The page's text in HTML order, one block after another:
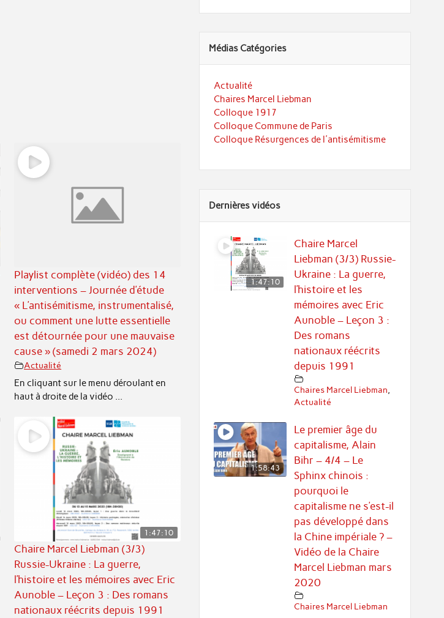
Playlist complète (vidéo) des 14
interventions – Journée d’étude
« L’antisémitisme, instrumentalisé,
ou comment une lutte essentielle
est détournée pour une mauvaise
cause » (samedi 2 mars 2024)
Actualité
En cliquant sur le menu déroulant en
haut à droite de la vidéo ...
1:47:10
Chaire Marcel Liebman (3/3)
Russie-Ukraine : La guerre,
l’histoire et les mémoires avec Eric
Aunoble – Leçon 3 : Des romans
nationaux réécrits depuis 1991
Médias Catégories
Actualité
Chaires Marcel Liebman
Colloque 1917
Colloque Commune de Paris
Colloque Résurgences de l'antisémitisme
Dernières vidéos
1:47:10
Chaire Marcel
Liebman (3/3) Russie-
Ukraine : La guerre,
l’histoire et les
mémoires avec Eric
Aunoble – Leçon 3 :
Des romans
nationaux réécrits
depuis 1991
Chaires Marcel Liebman
Actualité
1:58:43
Le premier âge du
capitalisme, Alain
Bihr – 4/4 – Le
Sphinx chinois :
pourquoi le
capitalisme ne s’est-il
pas développé dans
la Chine impériale ? –
Vidéo de la Chaire
Marcel Liebman mars
2020
Chaires Marcel Liebman